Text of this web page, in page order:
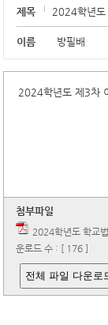
제목 2024학년도
이름 방필배
2024학년도 제3차
첨부파일
2024학년도 학교
운로드 수 : [ 176 ]
전체 파일 다운로